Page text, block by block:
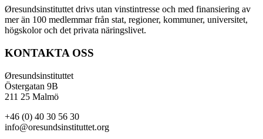
Øresundsinstituttet drivs utan vinst­intresse och med finansiering av
mer än 100 medlemmar från stat, regioner, kommuner, universitet,
högskolor och det privata näringslivet.
KONTAKTA OSS
Øresundsinstituttet
Östergatan 9B
211 25 Malmö
+46 (0) 40 30 56 30
info@oresundsinstituttet.org